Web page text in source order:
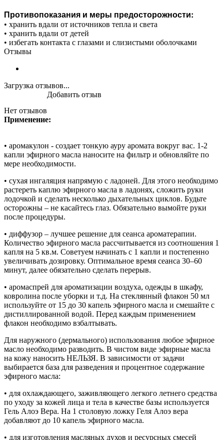
Противопоказания и меры предосторожности:
• хранить вдали от источников тепла и света
• хранить вдали от детей
• избегать контакта с глазами и слизистыми оболочками
Отзывы
Загрузка отзывов...
Нет отзывов
Добавить отзыв
Применение:
• аромакулон - создает тонкую ауру аромата вокруг вас. 1-2
капли эфирного масла наносите на фильтр и обновляйте по
мере необходимости.
• сухая ингаляция напрямую с ладоней. Для этого необходимо
растереть каплю эфирного масла в ладонях, сложить руки
лодочкой и сделать несколько дыхательных циклов. Будьте
осторожны – не касайтесь глаз. Обязательно вымойте руки
после процедуры.
• диффузор – лучшее решение для сеанса ароматерапии.
Количество эфирного масла рассчитывается из соотношения 1
капля на 5 кв.м. Советуем начинать с 1 капли и постепенно
увеличивать дозировку. Оптимальное время сеанса 30–60
минут, далее обязательно сделать перерыв.
• аромаспрей для ароматизации воздуха, одежды в шкафу,
ковролина после уборки и т.д. На стеклянный флакон 50 мл
используйте от 15 до 30 капель эфирного масла и смешайте с
дистиллированной водой. Перед каждым применением
флакон необходимо взбалтывать.
Для наружного (дермального) использования любое эфирное
масло необходимо разводить. В чистом виде эфирные масла
на кожу наносить НЕЛЬЗЯ. В зависимости от задачи
выбирается база для разведения и процентное содержание
эфирного масла:
• для охлаждающего, заживляющего легкого летнего средства
по уходу за кожей лица и тела в качестве базы используется
Гель Алоэ Вера. На 1 столовую ложку Геля Алоэ вера
добавляют до 10 капель эфирного масла.
• для изготовления масляных духов и ресурсных смесей